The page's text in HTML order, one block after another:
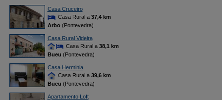
Casa Cruceiro
Casa Rural a 37,4 km
Arbo(Pontevedra)
Casa Rural Videira
Casa Rural a 38,1 km
Bueu (Pontevedra)
Casa Herminia
Casa Rural a 39,6 km
Bueu (Pontevedra)
Apartamento Loft